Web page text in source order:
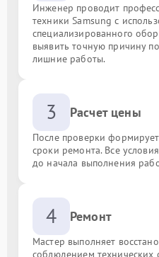
Инженер проводит
техники Samsung с
специализированного
выявить точную причину
лишние работы.
3 Расчет цены
После проверки
сроки ремонта. Все
до начала выполнения
4 Ремонт
Мастер выполняет
соблюдением технических